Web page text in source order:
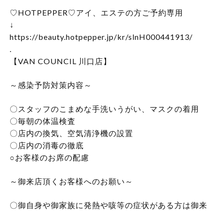
♡HOTPEPPER♡アイ、エステの方ご予約専用
↓
https://beauty.hotpepper.jp/kr/slnH000441913/
【VAN COUNCIL 川口店】
～感染予防対策内容～
〇スタッフのこまめな手洗いうがい、マスクの着用
〇毎朝の体温検査
〇店内の換気、空気清浄機の設置
〇店内の消毒の徹底
○お客様のお席の配慮
～御来店頂くお客様へのお願い～
〇御自身や御家族に発熱や咳等の症状がある方は御来